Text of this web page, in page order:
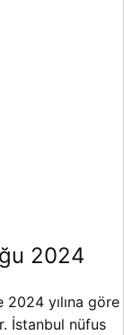
2024
yılına göre
İstanbul nüfus